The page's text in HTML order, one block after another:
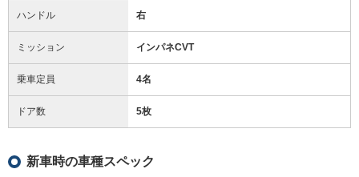
ハンドル 右
ミッション インパネCVT
乗車定員 4名
ドア数 5枚
新車時の車種スペック